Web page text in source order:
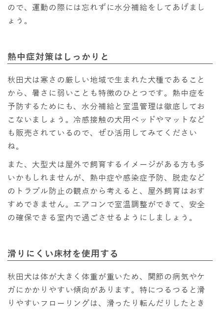
ので、運動の際には忘れずに水分補給をしてあげまし
ょう。
熱中症対策はしっかりと
秋田犬は寒さの厳しい地域で生まれた犬種であること
から、暑さに弱いことも特徴のひとつです。熱中症を
予防するためにも、水分補給と室温管理は徹底してお
こないましょう。冷感接触の犬用ベッドやマットなど
も販売されているので、ぜひ活用してみてください
ね。
また、大型犬は屋外で飼育するイメージがある方も多
いかもしれませんが、熱中症や感染症予防、脱走など
のトラブル防止の観点から考えると、屋外飼育はおす
すめできません。エアコンで室温調整ができて、安全
の確保できる室内で過ごさせるようにしましょう。
滑りにくい床材を使用する
秋田犬は体が大きく体重が重いため、関節の病気やケ
ガにかかりやすい傾向があります。特につるつると滑
りやすいフローリングは、滑ったり転んだりしたとき